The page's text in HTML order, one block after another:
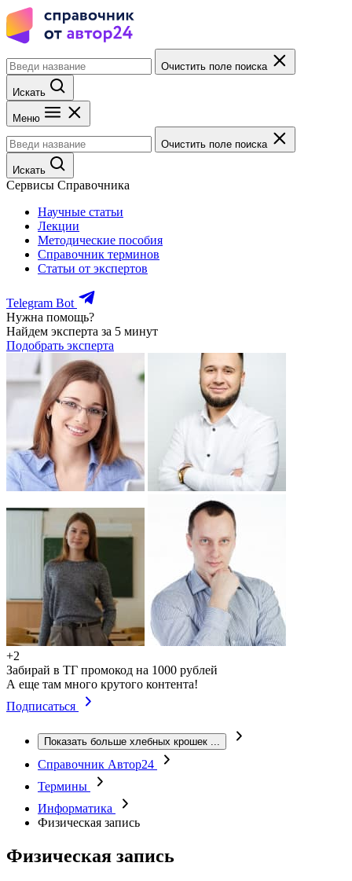
Очистить поле поиска
Искать
Меню
Очистить поле поиска
Искать
Сервисы Справочника
Научные статьи
Лекции
Методические пособия
Справочник терминов
Статьи от экспертов
Telegram Bot
Нужна помощь?
Найдем эксперта за 5 минут
Подобрать эксперта
+2
Забирай в ТГ промокод на 1000 рублей
А еще там много крутого контента!
Подписаться
Показать больше хлебных крошек ...
Справочник Автор24
Термины
Информатика
Физическая запись
Физическая запись